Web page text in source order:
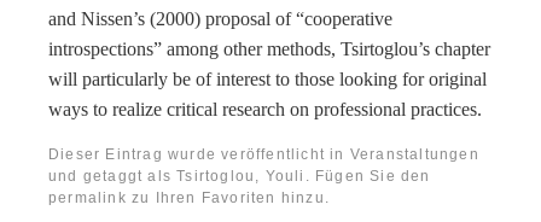
and Nissen’s (2000) proposal of “cooperative
introspections” among other methods, Tsirtoglou’s chapter
will particularly be of interest to those looking for original
ways to realize critical research on professional practices.
Dieser Eintrag wurde veröffentlicht in Veranstaltungen
und getaggt alsTsirtoglou, Youli . Fügen Sie den
permalink zu Ihren Favoriten hinzu.